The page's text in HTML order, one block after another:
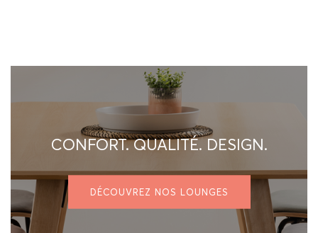
CONFORT. QUALITÉ. DESIGN.
DÉCOUVREZ NOS LOUNGES